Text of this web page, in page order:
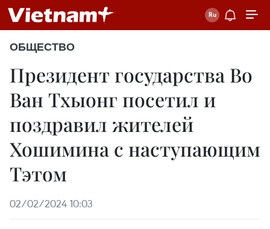
ОБЩЕСТВО
Президент государства Во
Ван Тхыонг посетил и
поздравил жителей
Хошимина с наступающим
Тэтом
02/02/2024 10:03